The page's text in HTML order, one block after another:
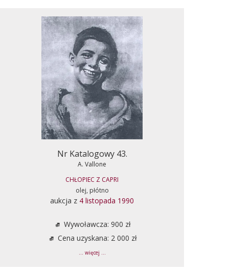
Nr Katalogowy 43.
A. Vallone
CHŁOPIEC Z CAPRI
olej, płótno
aukcja z 4 listopada 1990
Wywoławcza: 900 zł
Cena uzyskana: 2 000 zł
... więcej ...